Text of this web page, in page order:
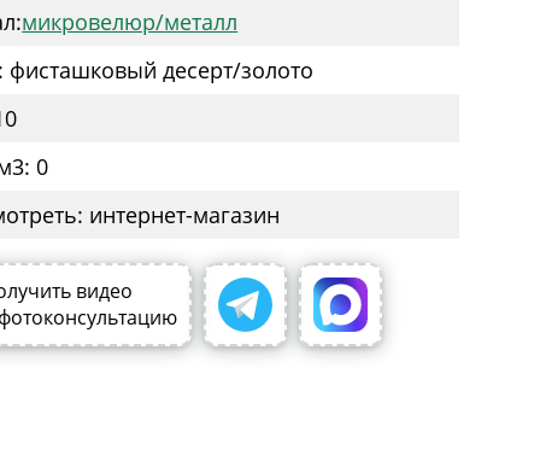
микровелюр/металл
фисташковый десерт/золото
0
интернет-магазин
видео